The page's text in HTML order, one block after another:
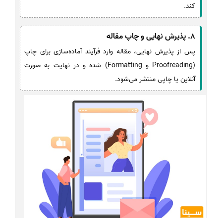
کند.
8. پذیرش نهایی و چاپ مقاله
پس از پذیرش نهایی، مقاله وارد فرآیند آماده‌سازی برای چاپ
(Proofreading و Formatting) شده و در نهایت به صورت
آنلاین یا چاپی منتشر می‌شود.